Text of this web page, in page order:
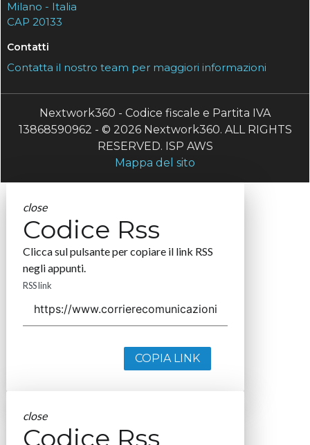
Milano - Italia
CAP 20133
Contatti
Contatta il nostro team per maggiori informazioni
Nextwork360 - Codice fiscale e Partita IVA
13868590962 - © 2026 Nextwork360. ALL RIGHTS
RESERVED. ISP AWS
Mappa del sito
close
Codice Rss
Clicca sul pulsante per copiare il link RSS
negli appunti.
RSS link
COPIA LINK
close
Codice Rss